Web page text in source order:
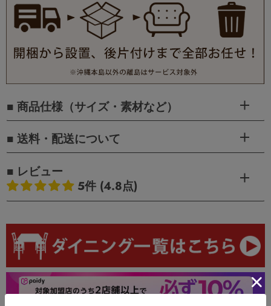
■ 商品仕様（サイズ・素材など）
■ 送料・配送について
■ レビュー
5件 (4.8点)
お客様のレビュー
5つ星中4.80つ星
レビュー数 5 件
4